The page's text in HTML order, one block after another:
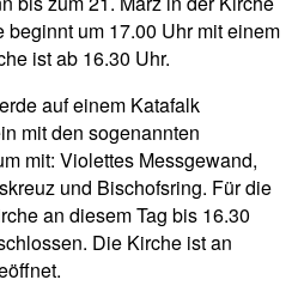
um 17.00 Uhr mit einem
ist ab 16.30 Uhr.
auf einem Katafalk
mit den sogenannten
mit: Violettes Messgewand,
und Bischofsring. Für die
an diesem Tag bis 16.30
Die Kirche ist an